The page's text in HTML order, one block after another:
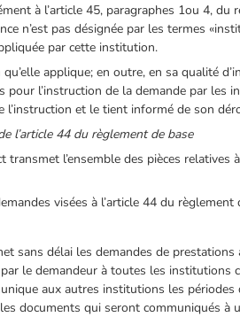
à l’article 45, paragraphes 1ou 4, du
n’est pas désignée par les termes
par cette institution.
applique; en outre, en sa qualité
pour l’instruction de la demande par les
et le tient informé de son
l’article 44 du règlement de base
l’ensemble des pièces relatives
visées à l’article 44 du règlement
sans délai les demandes de prestations
le demandeur à toutes les institutions
aux autres institutions les périodes
documents qui seront communiqués à